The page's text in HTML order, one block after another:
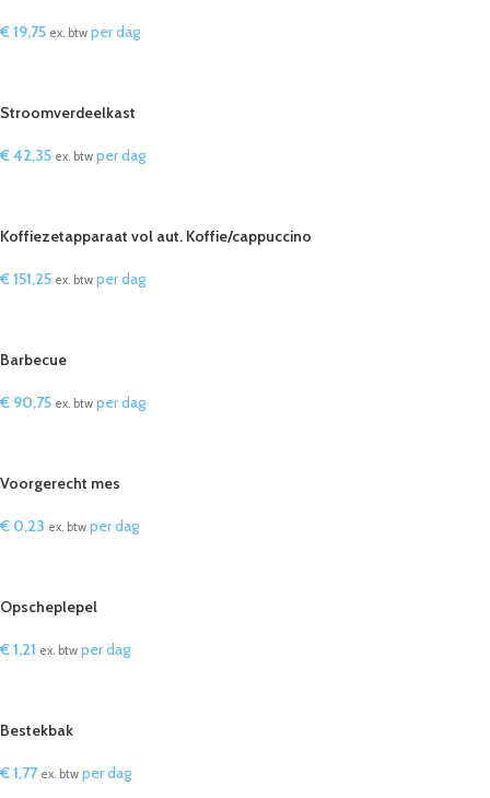
€19,75 ex. btw per dag
Stroomverdeelkast
€42,35 ex. btw per dag
Koffiezetapparaat vol aut. Koffie/cappuccino
€151,25 ex. btw per dag
Barbecue
€ 90,75 ex. btw per dag
Voorgerecht mes
€ 0,23 ex. btw per dag
Opscheplepel
€1,21 ex. btw per dag
Bestekbak
€1,77 ex. btw per dag